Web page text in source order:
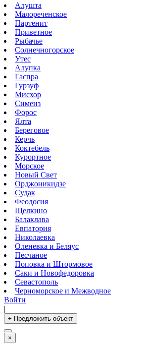
Алушта
Малореченское
Партенит
Приветное
Рыбачье
Солнечногорское
Утес
Алупка
Гаспра
Гурзуф
Мисхор
Симеиз
Форос
Ялта
Береговое
Керчь
Коктебель
Курортное
Морское
Новый Свет
Орджоникидзе
Судак
Феодосия
Щелкино
Балаклава
Евпатория
Николаевка
Оленевка и Беляус
Песчаное
Поповка и Штормовое
Саки и Новофедоровка
Севастополь
Черноморское и Межводное
Войти
|
+ Предложить объект
×